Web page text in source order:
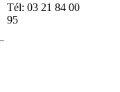
Tél: 03 21 84 00
95